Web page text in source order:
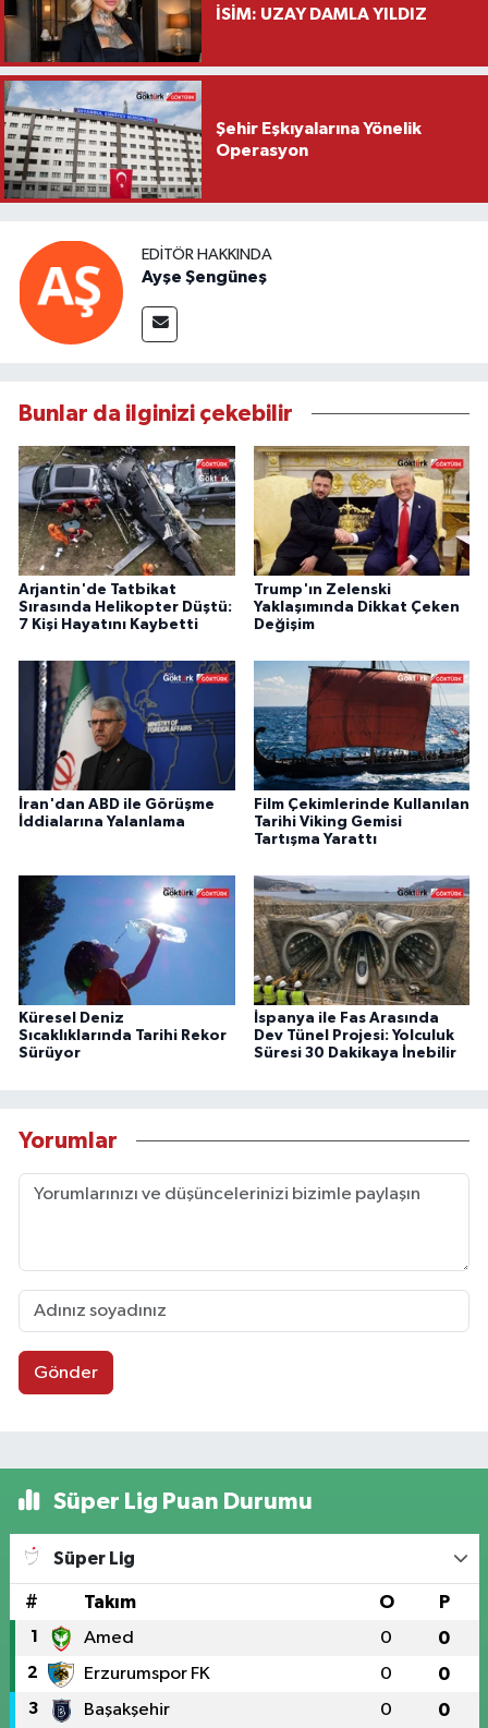
İSİM: UZAY DAMLA YILDIZ
Şehir Eşkıyalarına Yönelik
Operasyon
EDITÖR HAKKINDA
Ayşe Şengüneş
Bunlar da ilginizi çekebilir
Arjantin'de Tatbikat
Sırasında Helikopter Düştü:
7 Kişi Hayatını Kaybetti
Trump'ın Zelenski
Yaklaşımında Dikkat Çeken
Değişim
İran'dan ABD ile Görüşme
İddialarına Yalanlama
Film Çekimlerinde Kullanılan
Tarihi Viking Gemisi
Tartışma Yarattı
Küresel Deniz
Sıcaklıklarında Tarihi Rekor
Sürüyor
İspanya ile Fas Arasında
Dev Tünel Projesi: Yolculuk
Süresi 30 Dakikaya İnebilir
Yorumlar
Gönder
Süper Lig Puan Durumu
Süper Lig
# Takım O P
1 Amed 0 0
2 Erzurumspor FK 0 0
3 Başakşehir 0 0